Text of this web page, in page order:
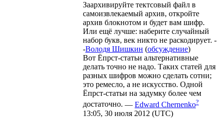
Заархивируйте тектсовый файл в
самоизвлекаемый архив, откройте
архив блокнотом и будет вам шифр.
Или ещё лучше: наберите случайный
набор букв, век никто не раскодирует. -
-Володя Шишкин (обсуждение)
Вот Ёпрст-статьи альтернативные
делать точно не надо. Таких статей для
разных шифров можно сделать сотни;
это ремесло, а не искусство. Одной
Ёпрст-статьи на задумку более чем
достаточно. — Edward Chernenko?
13:05, 30 июля 2012 (UTC)